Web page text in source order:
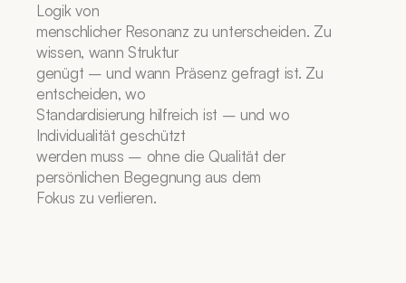
Logik von
menschlicher Resonanz zu unterscheiden. Zu
wissen, wann Struktur
genügt – und wann Präsenz gefragt ist. Zu
entscheiden, wo
Standardisierung hilfreich ist – und wo
Individualität geschützt
werden muss – ohne die Qualität der
persönlichen Begegnung aus dem
Fokus zu verlieren.